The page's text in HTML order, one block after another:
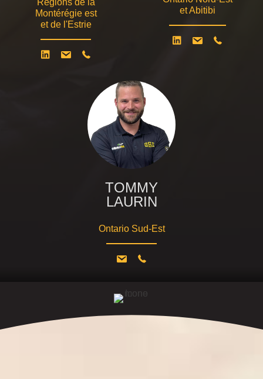
Montérégie est
et de l'Estrie
et Abitibi
TOMMY
LAURIN
Ontario Sud-Est